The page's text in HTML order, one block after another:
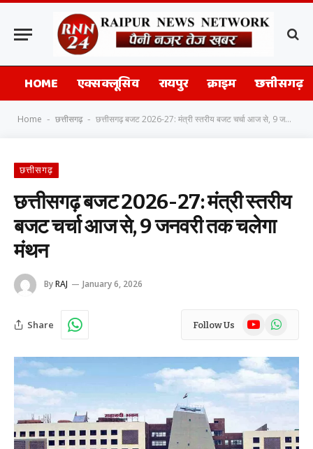
HOME एक्सक्लूसिव रायपुर क्राइम छत्तीसगढ़
Home - छत्तीसगढ़ - छत्तीसगढ़ बजट 2026-27: मंत्री स्तरीय बजट चर्चा आज से, 9 जनवरी तक चलेगा मंथन
छत्तीसगढ़
छत्तीसगढ़ बजट 2026-27: मंत्री स्तरीय
बजट चर्चा आज से, 9 जनवरी तक चलेगा
मंथन
ByRAJ January 6, 2026
Share Follow Us YouTubeWhatsApp